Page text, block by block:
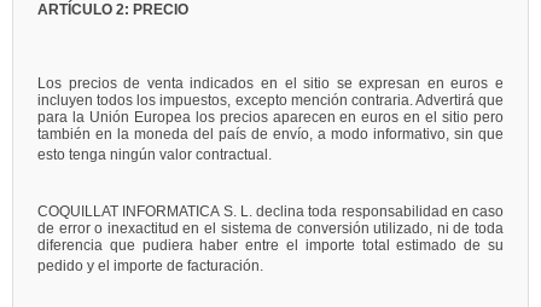
ARTÍCULO 2: PRECIO
Los precios de venta indicados en el sitio se expresan en euros e
incluyen todos los impuestos, excepto mención contraria. Advertirá que
para la Unión Europea los precios aparecen en euros en el sitio pero
también en la moneda del país de envío, a modo informativo, sin que
esto tenga ningún valor contractual.
COQUILLAT INFORMATICA S. L. declina toda responsabilidad en caso
de error o inexactitud en el sistema de conversión utilizado, ni de toda
diferencia que pudiera haber entre el importe total estimado de su
pedido y el importe de facturación.